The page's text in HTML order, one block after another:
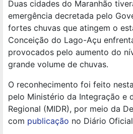
Duas cidades do Maranhão
emergência decretada pelo
fortes chuvas que atingem o
Conceição do Lago-Açu
provocados pelo aumento do
grande volume de chuvas.
O reconhecimento foi feito
pelo Ministério da Integração e
Regional (MIDR), por meio da
com publicação no Diário